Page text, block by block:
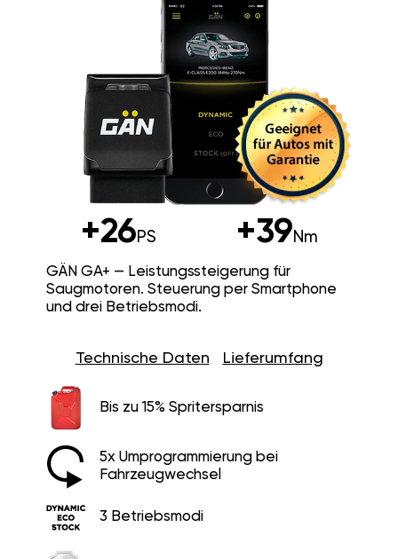
+26PS +39Nm
GÄN GA+ — Leistungssteigerung für
Saugmotoren. Steuerung per Smartphone
und drei Betriebsmodi.
Technische Daten Lieferumfang
Bis zu 15% Spritersparnis
5x Umprogrammierung bei
Fahrzeugwechsel
3 Betriebsmodi